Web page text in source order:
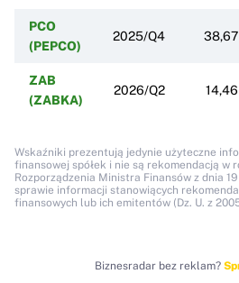
PCO
(PEPCO)
2025/Q4 38,67
ZAB
(ZABKA)
2026/Q2 14,46
Wskaźniki prezentują jedynie użyteczne
finansowej spółek i nie są rekomendacją w
Rozporządzenia Ministra Finansów z dnia
sprawie informacji stanowiących
finansowych lub ich emitentów (Dz. U. z
Biznesradar bez reklam?